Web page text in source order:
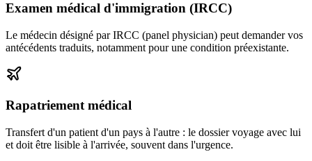
Examen médical d'immigration (IRCC)
Le médecin désigné par IRCC (panel physician) peut demander vos
antécédents traduits, notamment pour une condition préexistante.
Rapatriement médical
Transfert d'un patient d'un pays à l'autre : le dossier voyage avec lui
et doit être lisible à l'arrivée, souvent dans l'urgence.